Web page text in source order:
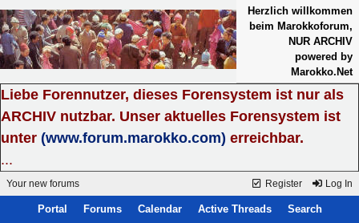
Herzlich willkommen
beim Marokkoforum,
NUR ARCHIV
powered by
Marokko.Net
Liebe Forennutzer, dieses Forensystem ist nur als
ARCHIV nutzbar. Unser aktuelles Forensystem ist
unter (www.forum.marokko.com) erreichbar.
...
Register Log In
Your new forums
Portal Forums Calendar Active Threads
Search